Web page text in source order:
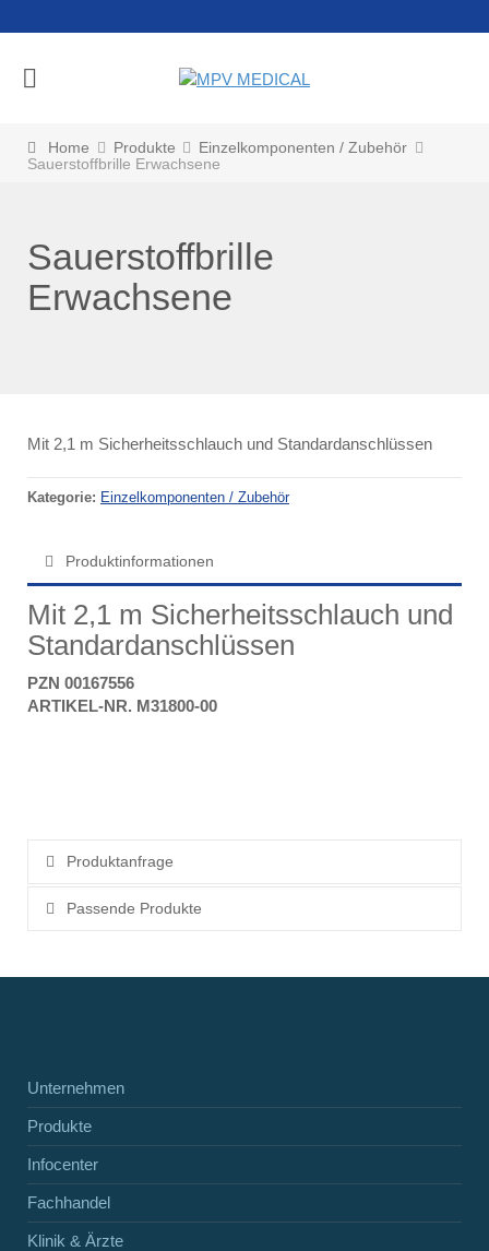
Home Produkte
Einzelkomponenten / Zubehör
Sauerstoffbrille Erwachsene
Sauerstoffbrille
Erwachsene
Mit 2,1 m Sicherheitsschlauch und Standardanschlüssen
Kategorie: Einzelkomponenten / Zubehör
Produktinformationen
Mit 2,1 m Sicherheitsschlauch und
Standardanschlüssen
PZN 00167556
ARTIKEL-NR. M31800-00
Produktanfrage
Passende Produkte
Unternehmen
Produkte
Infocenter
Fachhandel
Klinik & Ärzte